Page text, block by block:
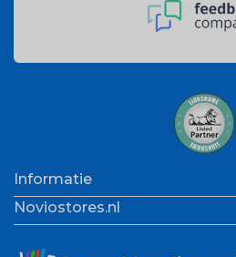
Informatie
Noviostores.nl